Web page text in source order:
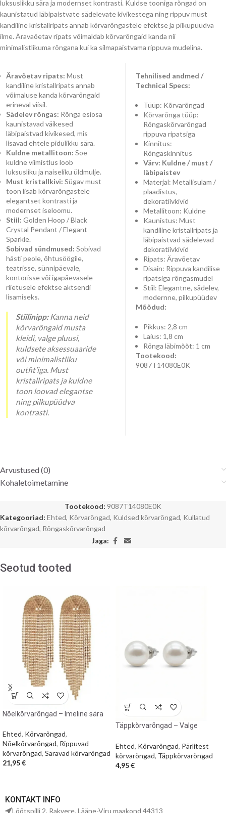
luksuslikku sära ja modernset kontrasti. Kuldse tooniga rõngad on
kaunistatud läbipaistvate sädelevate kivikestega ning rippuv must
kandiline kristallripats annab kõrvarõngastele efektse ja pilkupüüdva
ilme. Äravaõetav ripats võimaldab kõrvarõngaid kanda nii
minimalistlikuma rõngana kui ka silmapaistvama rippuva mudelina.
Äravõetav ripats: Must
kandiline kristallripats annab
võimaluse kanda kõrvarõngaid
erineval viisil.
Sädelev rõngas: Rõnga esiosa
kaunistavad väikesed
läbipaistvad kivikesed, mis
lisavad ehtele pidulikku sära.
Kuldne metallitoon: Soe
kuldne viimistlus loob
luksusliku ja naiseliku üldmulje.
Must kristallkivi: Sügav must
toon lisab kõrvarõngastele
elegantset kontrasti ja
modernset iseloomu.
Stiil: Golden Hoop / Black
Crystal Pendant / Elegant
Sparkle.
Sobivad sündmused: Sobivad
hästi peole, õhtusöögile,
teatrisse, sünnipäevale,
kontorisse või igapäevasele
riietusele efektse aktsendi
lisamiseks.
Stiilinipp:Kanna neid
kõrvarõngaid musta
kleidi, valge pluusi,
kuldsete aksessuaaride
või minimalistliku
outfit’iga. Must
kristallripats ja kuldne
toon loovad elegantse
ning pilkupüüdva
kontrasti.
Tehnilised andmed /
Technical Specs:
Tüüp: Kõrvarõngad
Kõrvarõnga tüüp:
Rõngaskõrvarõngad
rippuva ripatsiga
Kinnitus:
Rõngaskinnitus
Värv: Kuldne / must /
läbipaistev
Materjal: Metallisulam /
plaadistus,
dekoratiivkivid
Metallitoon: Kuldne
Kaunistus: Must
kandiline kristallripats ja
läbipaistvad sädelevad
dekoratiivkivid
Ripats: Äravõetav
Disain: Rippuva kandilise
ripatsiga rõngasmudel
Stiil: Elegantne, sädelev,
modernne, pilkupüüdev
Mõõdud:
Pikkus: 2,8 cm
Laius: 1,8 cm
Rõnga läbimõõt: 1 cm
Tootekood:
9087T14080E0K
Arvustused (0)
Kohaletoimetamine
Tootekood: 9087T14080E0K
Kategooriad: Ehted, Kõrvarõngad, Kuldsed kõrvarõngad, Kullatud
kõrvarõngad, Rõngaskõrvarõngad
Jaga:
Seotud tooted
Nõelkõrvarõngad – Imeline sära
Ehted, Kõrvarõngad,
Nõelkõrvarõngad, Rippuvad
kõrvarõngad, Säravad kõrvarõngad
21,95€
Täppkõrvarõngad – Valge
Ehted, Kõrvarõngad, Pärlitest
kõrvarõngad, Täppkõrvarõngad
4,95€
KONTAKT INFO
Lõõtspilli 2, Rakvere, Lääne-Viru maakond 44313